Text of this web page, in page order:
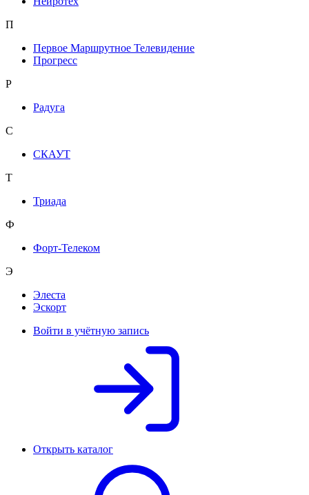
П
Первое Маршрутное Телевидение
Прогресс
Р
Радуга
С
СКАУТ
Т
Триада
Ф
Форт-Телеком
Э
Элеста
Эскорт
Войти в учётную запись
Открыть каталог